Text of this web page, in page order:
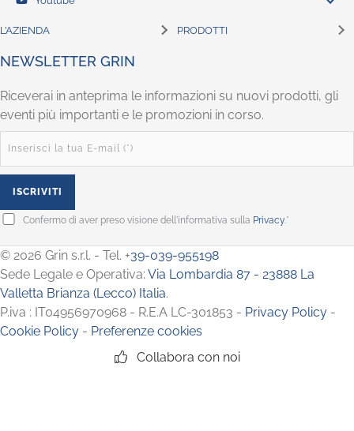
L’AZIENDA PRODOTTI
NEWSLETTER GRIN
Riceverai in anteprima le informazioni su nuovi prodotti, gli
eventi più importanti e le promozioni in corso.
Confermo di aver preso visione dell'informativa sulla Privacy.*
© 2026 Grin s.r.l. - Tel. +39-039-955198
Sede Legale e Operativa: Via Lombardia 87 - 23888 La
Valletta Brianza (Lecco) Italia.
P.iva : IT04956970968 - R.E.A LC-301853 - Privacy Policy -
Cookie Policy - Preferenze cookies
Collabora con noi